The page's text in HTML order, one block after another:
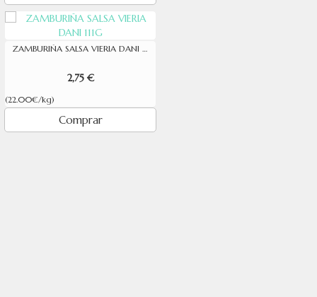
ZAMBURIÑA SALSA VIERIA DANI 111G
2,75 €
(22.00€/kg)
Comprar